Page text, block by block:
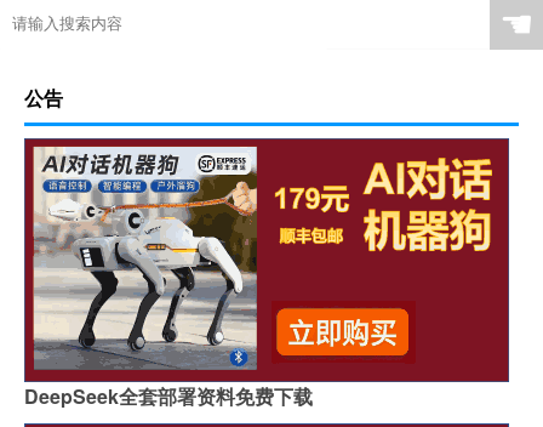
☚
公告
DeepSeek全套部署资料免费下载